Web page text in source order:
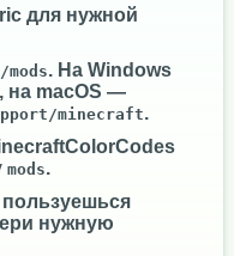
для нужной
. На Windows
, на macOS —
minecraft.
mods.
пользуешься
нужную